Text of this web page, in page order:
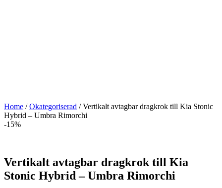
Home /Okategoriserad / Vertikalt avtagbar dragkrok till Kia Stonic
Hybrid – Umbra Rimorchi
-15%
Vertikalt avtagbar dragkrok till Kia
Stonic Hybrid – Umbra Rimorchi